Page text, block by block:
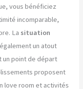
vous bénéficiez
incomparable,
La situation
un atout
un point de départ
proposent
love room et activités